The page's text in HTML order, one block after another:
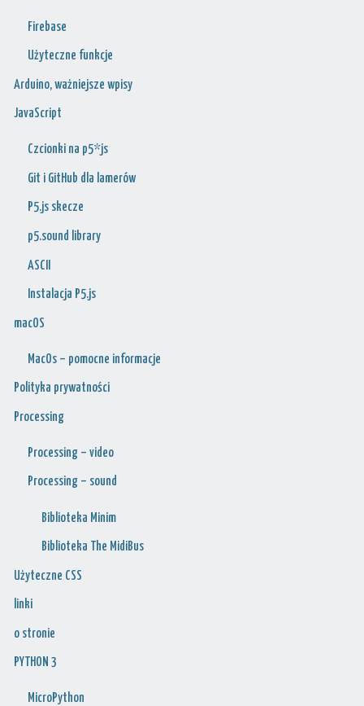
Firebase
Użyteczne funkcje
Arduino, ważniejsze wpisy
JavaScript
Czcionki na p5*js
Git i GitHub dla lamerów
P5.js skecze
p5.sound library
ASCII
Instalacja P5.js
macOS
MacOs – pomocne informacje
Polityka prywatności
Processing
Processing – video
Processing – sound
Biblioteka Minim
Biblioteka The MidiBus
Użyteczne CSS
linki
o stronie
PYTHON 3
MicroPython